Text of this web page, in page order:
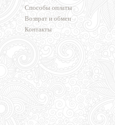
Способы оплаты
Возврат и обмен
Контакты